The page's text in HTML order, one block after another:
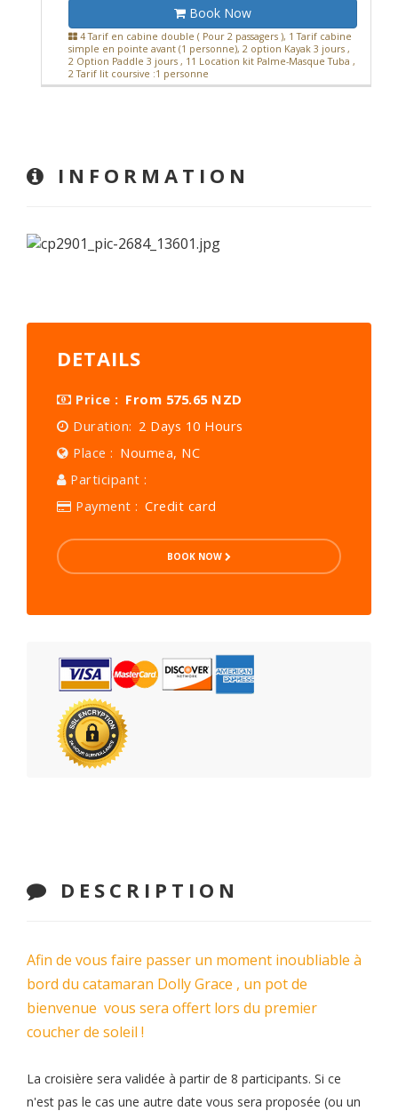
Book Now
4 Tarif en cabine double ( Pour 2 passagers ), 1 Tarif cabine
simple en pointe avant (1 personne), 2 option Kayak 3 jours ,
2 Option Paddle 3 jours , 11 Location kit Palme-Masque Tuba ,
2 Tarif lit coursive :1 personne
INFORMATION
DETAILS
Price : From 575.65 NZD
Duration: 2 Days 10 Hours
Place : Noumea, NC
Participant :
Payment : Credit card
BOOK NOW
DESCRIPTION
Afin de vous faire passer un moment inoubliable à
bord du catamaran Dolly Grace , un pot de
bienvenue vous sera offert lors du premier
coucher de soleil !
La croisière sera validée à partir de 8 participants. Si ce
n'est pas le cas une autre date vous sera proposée (ou un